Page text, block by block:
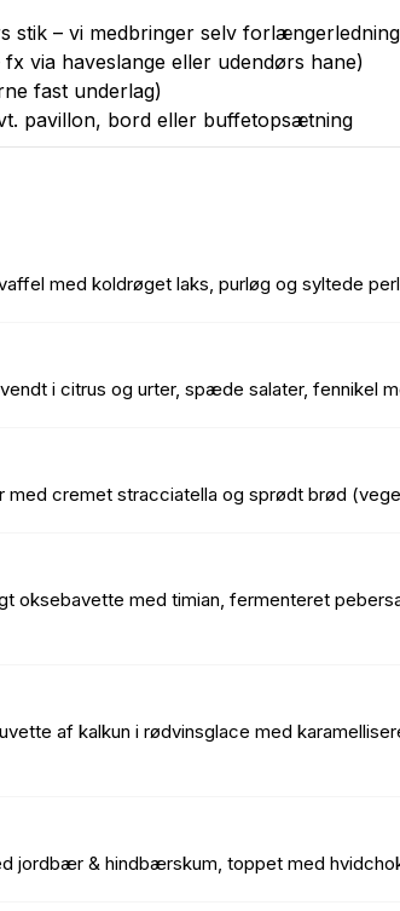
stik – vi medbringer selv
via haveslange eller udendørs hane)
fast underlag)
pavillon, bord eller buffetopsætning
med koldrøget laks, purløg og syltede
i citrus og urter, spæde salater, fennikel
med cremet stracciatella og sprødt brød
oksebavette med timian, fermenteret
af kalkun i rødvinsglace med
jordbær & hindbærskum, toppet med